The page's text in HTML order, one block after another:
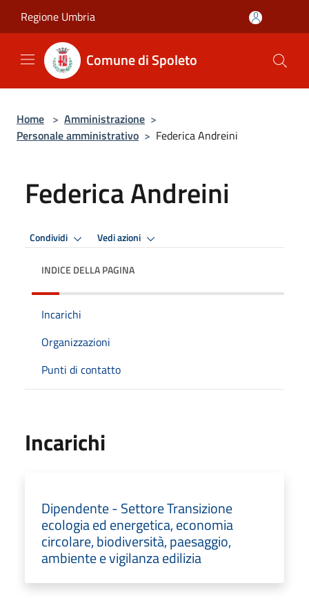
Regione Umbria
Comune di Spoleto
Home > Amministrazione >
Personale amministrativo > Federica Andreini
Federica Andreini
Condividi Vedi azioni
INDICE DELLA PAGINA
Incarichi
Organizzazioni
Punti di contatto
Incarichi
Dipendente - Settore Transizione
ecologia ed energetica, economia
circolare, biodiversità, paesaggio,
ambiente e vigilanza edilizia